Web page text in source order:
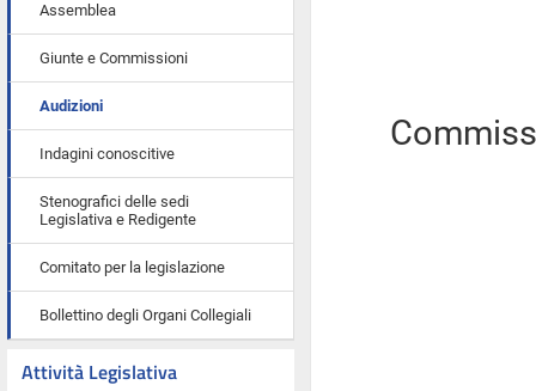
Assemblea
Giunte e Commissioni
Audizioni
Indagini conoscitive
Stenografici delle sedi
Legislativa e Redigente
Comitato per la legislazione
Bollettino degli Organi Collegiali
Attività Legislativa